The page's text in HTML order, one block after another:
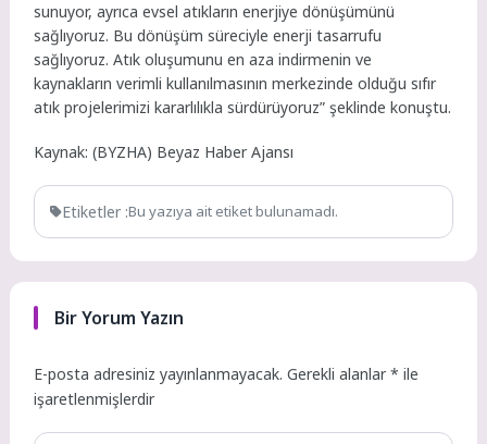
sunuyor, ayrıca evsel atıkların enerjiye dönüşümünü
sağlıyoruz. Bu dönüşüm süreciyle enerji tasarrufu
sağlıyoruz. Atık oluşumunu en aza indirmenin ve
kaynakların verimli kullanılmasının merkezinde olduğu sıfır
atık projelerimizi kararlılıkla sürdürüyoruz” şeklinde konuştu.
Kaynak: (BYZHA) Beyaz Haber Ajansı
Etiketler :Bu yazıya ait etiket bulunamadı.
Bir Yorum Yazın
E-posta adresiniz yayınlanmayacak. Gerekli alanlar* ile
işaretlenmişlerdir